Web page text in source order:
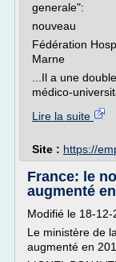
generale":
nouveau
Fédération
Marne
...Il a une
médico-
Lire la suite
Site : https://
France: le
augmenté
Modifié le 18-
Le ministère de
augmenté en